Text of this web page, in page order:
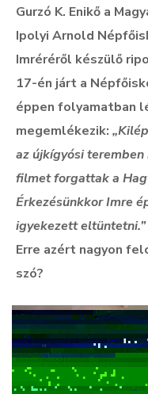
Gurzó K. Enikő a
Ipolyi Arnold
Imréréről készülő
17-én járt a
éppen folyamatban
megemlékezik:
az újkígyósi
filmet forgattak a
Érkezésünkkor Imre
igyekezett eltüntetni.”
Erre azért nagyon
szó?